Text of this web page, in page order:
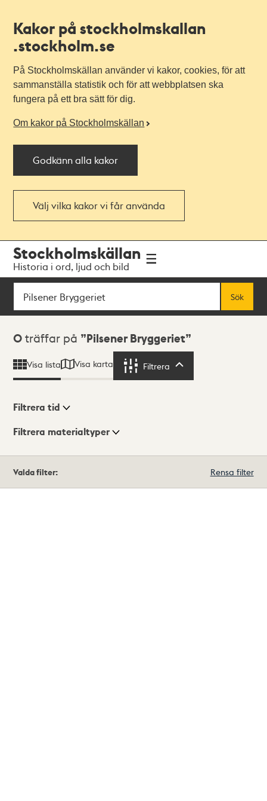
Kakor på stockholmskallan
.stockholm.se
På Stockholmskällan använder vi kakor, cookies, för att
sammanställa statistik och för att webbplatsen ska
fungera på ett bra sätt för dig.
Om kakor på Stockholmskällan
Godkänn alla kakor
Välj vilka kakor vi får använda
navigationen
huvudinnehållet
Stockholmskällan
Historia i ord, ljud och bild
Sök
Sök
Sökresultat
0 träffar på Pilsener Bryggeriet
Visa lista Visa karta Filtrera
Visningsläge
Filtrera tid
Filtrera materialtyper
träffar
Valda filter: Rensa filter